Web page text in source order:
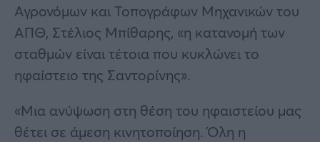
Αγρονόμων και Τοπογράφων Μηχανικών του
ΑΠΘ, Στέλιος Μπίθαρης, «η κατανομή των
σταθμών είναι τέτοια που κυκλώνει το
ηφαίστειο της Σαντορίνης».
«Μια ανύψωση στη θέση του ηφαιστείου μας
θέτει σε άμεση κινητοποίηση. Όλη η